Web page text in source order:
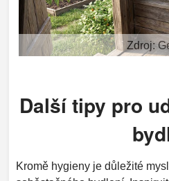
Zdroj:
Další tipy pro
Kromě hygieny je důležité